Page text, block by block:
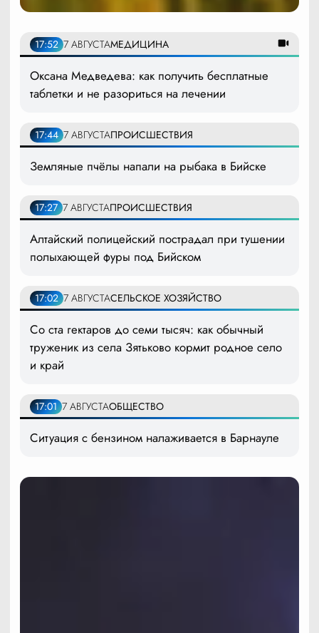
17:52 7 АВГУСТАМЕДИЦИНА
Оксана Медведева: как получить бесплатные
таблетки и не разориться на лечении
17:44 7 АВГУСТАПРОИСШЕСТВИЯ
Земляные пчёлы напали на рыбака в Бийске
17:27 7 АВГУСТАПРОИСШЕСТВИЯ
Алтайский полицейский пострадал при тушении
полыхающей фуры под Бийском
17:02 7 АВГУСТАСЕЛЬСКОЕ ХОЗЯЙСТВО
Со ста гектаров до семи тысяч: как обычный
труженик из села Зятьково кормит родное село
и край
17:01 7 АВГУСТАОБЩЕСТВО
Ситуация с бензином налаживается в Барнауле